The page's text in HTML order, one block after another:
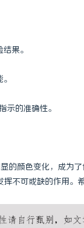
果。
的准确性。
的颜色变化，成为
不可或缺的作用。